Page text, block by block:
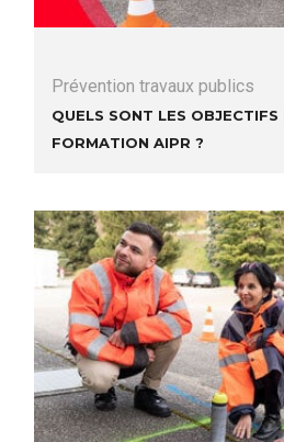
Prévention travaux publics
Quels sont les objectifs
formation AIPR ?